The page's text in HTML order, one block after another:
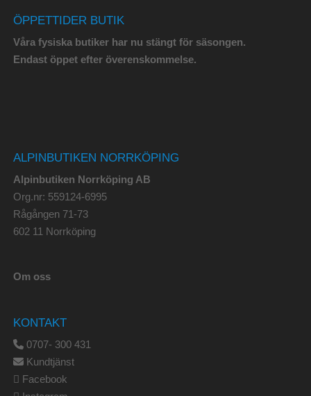
ÖPPETTIDER BUTIK
Våra fysiska butiker har nu stängt för säsongen.
Endast öppet efter överenskommelse.
ALPINBUTIKEN NORRKÖPING
Alpinbutiken Norrköping AB
Org.nr: 559124-6995
Rågången 71-73
602 11 Norrköping
Om oss
KONTAKT
0707- 300 431
Kundtjänst
Facebook